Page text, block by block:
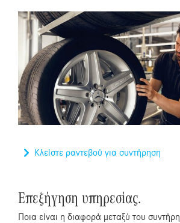
Κλείστε ραντεβού για συντήρηση
Επεξήγηση υπηρεσίας.
Ποια είναι η διαφορά μεταξύ του